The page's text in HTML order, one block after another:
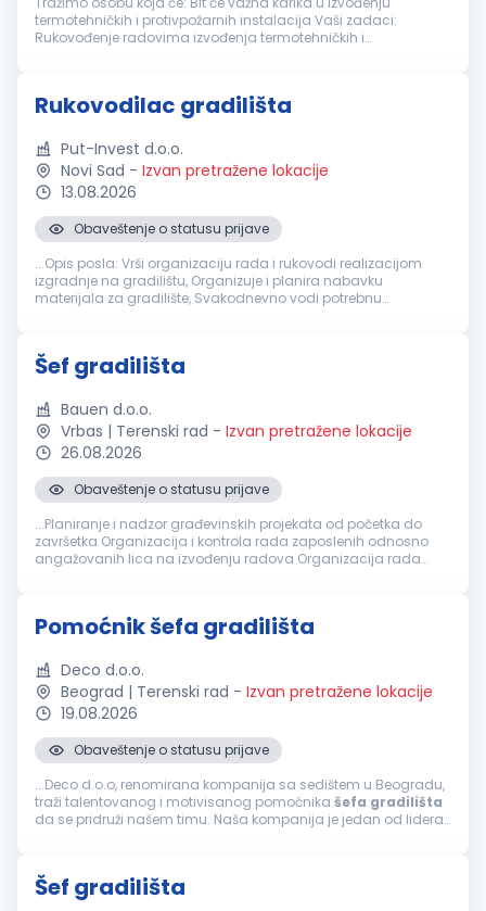
termotehničkih i protivpožarnih instalacija Vaši zadaci:
Rukovođenje radovima izvođenja termotehničkih i
Rukovodilac gradilišta
Put-Invest d.o.o.
Novi Sad - Izvan pretražene lokacije
13.08.2026
Obaveštenje o statusu prijave
...Opis posla: Vrši organizaciju rada i rukovodi realizacijom
izgradnje na gradilištu, Organizuje i planira nabavku
materijala za gradilište, Svakodnevno vodi potrebnu
Šef gradilišta
Bauen d.o.o.
Vrbas | Terenski rad - Izvan pretražene lokacije
26.08.2026
Obaveštenje o statusu prijave
...Planiranje i nadzor građevinskih projekata od početka do
završetka Organizacija i kontrola rada zaposlenih odnosno
angažovanih lica na izvođenju radova Organizacija rada
Pomoćnik šefa gradilišta
Deco d.o.o.
Beograd | Terenski rad - Izvan pretražene lokacije
19.08.2026
Obaveštenje o statusu prijave
...Deco d.o.o, renomirana kompanija sa sedištem u Beogradu,
traži talentovanog i motivisanog pomoćnika šefa gradilišta
da se pridruži našem timu. Naša kompanija je jedan od lidera
Šef gradilišta